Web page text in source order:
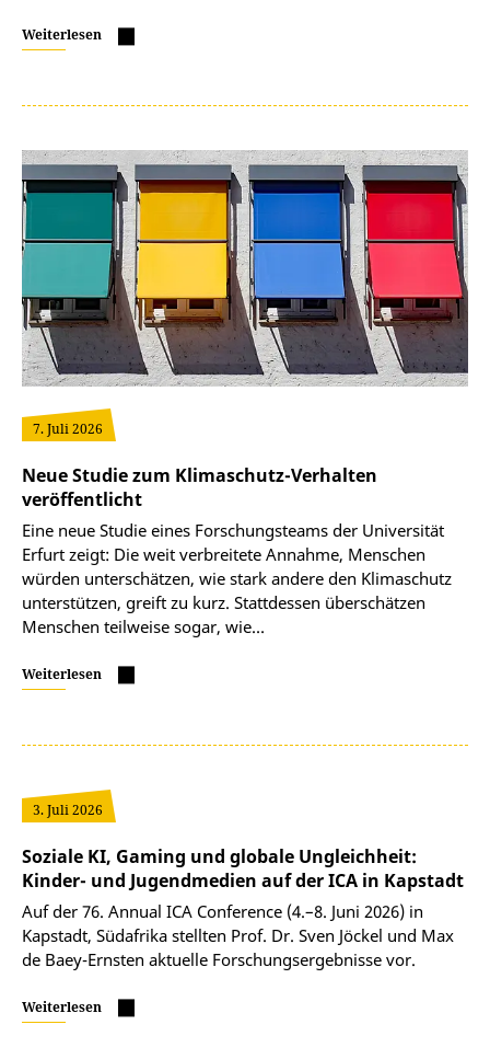
Weiterlesen
7. Juli 2026
Neue Studie zum Klimaschutz-Verhalten
veröffentlicht
Eine neue Studie eines Forschungsteams der Universität
Erfurt zeigt: Die weit verbreitete Annahme, Menschen
würden unterschätzen, wie stark andere den Klimaschutz
unterstützen, greift zu kurz. Stattdessen überschätzen
Menschen teilweise sogar, wie…
Weiterlesen
3. Juli 2026
Soziale KI, Gaming und globale Ungleichheit:
Kinder- und Jugendmedien auf der ICA in Kapstadt
Auf der 76. Annual ICA Conference (4.–8. Juni 2026) in
Kapstadt, Südafrika stellten Prof. Dr. Sven Jöckel und Max
de Baey-Ernsten aktuelle Forschungsergebnisse vor.
Weiterlesen